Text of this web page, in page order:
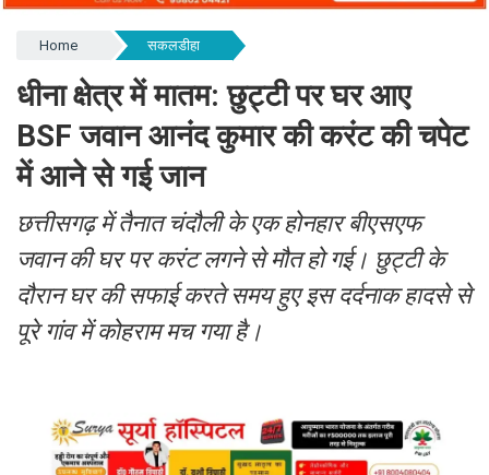
Home सकलडीहा
धीना क्षेत्र में मातम: छुट्टी पर घर आए
BSF जवान आनंद कुमार की करंट की चपेट
में आने से गई जान
छत्तीसगढ़ में तैनात चंदौली के एक होनहार बीएसएफ
जवान की घर पर करंट लगने से मौत हो गई। छुट्टी के
दौरान घर की सफाई करते समय हुए इस दर्दनाक हादसे से
पूरे गांव में कोहराम मच गया है।